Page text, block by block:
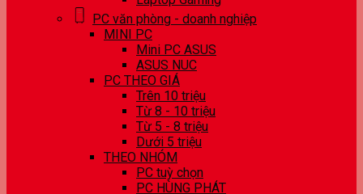
PC văn phòng - doanh nghiệp
MINI PC
Mini PC ASUS
ASUS NUC
PC THEO GIÁ
Trên 10 triệu
Từ 8 - 10 triệu
Từ 5 - 8 triệu
Dưới 5 triệu
THEO NHÓM
PC tuỳ chọn
PC HÙNG PHÁT